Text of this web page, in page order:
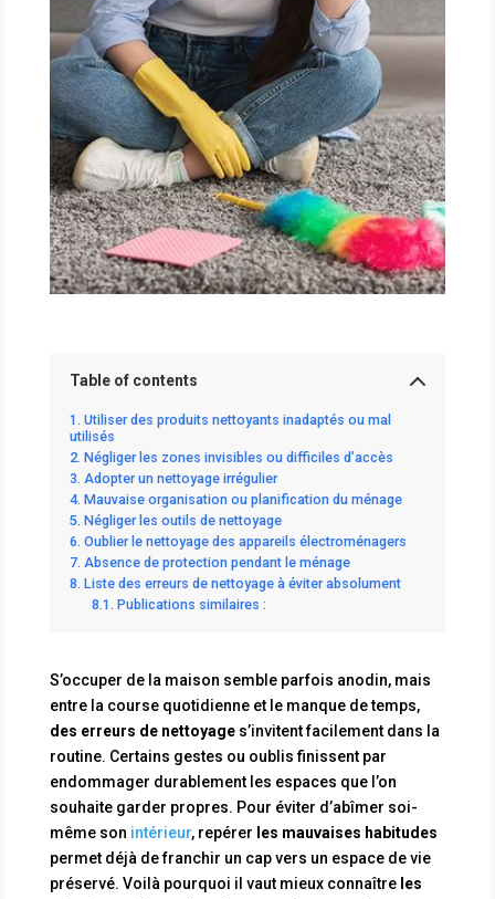
Table of contents
Utiliser des produits nettoyants inadaptés ou mal
utilisés
Négliger les zones invisibles ou difficiles d’accès
Adopter un nettoyage irrégulier
Mauvaise organisation ou planification du ménage
Négliger les outils de nettoyage
Oublier le nettoyage des appareils électroménagers
Absence de protection pendant le ménage
Liste des erreurs de nettoyage à éviter absolument
Publications similaires :
S’occuper de la maison semble parfois anodin, mais
entre la course quotidienne et le manque de temps,
des erreurs de nettoyages’invitent facilement dans la
routine. Certains gestes ou oublis finissent par
endommager durablement les espaces que l’on
souhaite garder propres. Pour éviter d’abîmer soi-
même son intérieur, repérer les mauvaises habitudes
permet déjà de franchir un cap vers un espace de vie
préservé. Voilà pourquoi il vaut mieux connaître les